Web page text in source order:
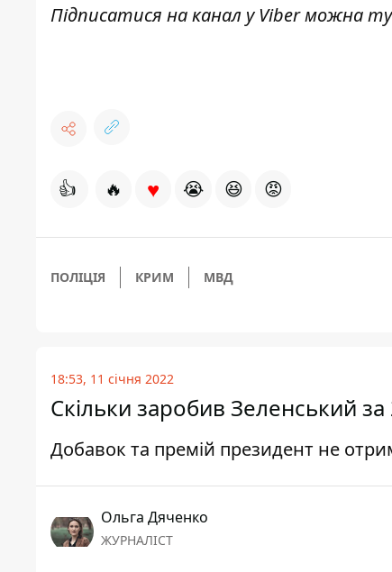
Підписатися на канал у Viber можна
👍 🔥 ♥ 😭 😆 😡
ПОЛІЦІЯ КРИМ МВД
18:53, 11 січня 2022
Скільки заробив Зеленський за
Добавок та премій президент не
Ольга Дяченко
ЖУРНАЛІСТ